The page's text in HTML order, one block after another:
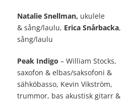
Natalie Snellman, ukulele
& sång/laulu, Erica Snårbacka,
sång/laulu
Peak Indigo – William Stocks,
saxofon & elbas/saksofoni &
sähköbasso, Kevin Vikström,
trummor, bas akustisk gitarr &